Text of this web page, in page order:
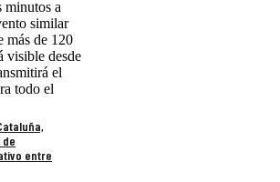
minutos a
similar
más de 120
visible desde
el
todo el
entre